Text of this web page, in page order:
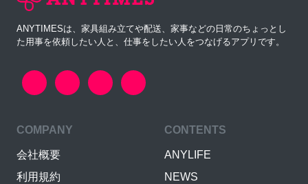
ANYTIMESは、家具組み立てや配送、家事などの日常のちょっとし
た用事を依頼したい人と、仕事をしたい人をつなげるアプリです。
COMPANY
会社概要
利用規約
CONTENTS
ANYLIFE
NEWS